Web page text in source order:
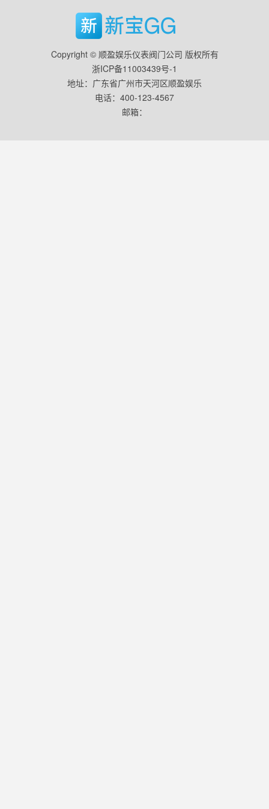
Copyright © 顺盈娱乐仪表阀门公司 版权所有
浙ICP备11003439号-1
地址：广东省广州市天河区顺盈娱乐
电话：400-123-4567
邮箱：